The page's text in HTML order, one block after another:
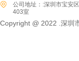
联系我们
公司地址：:深圳市宝安
403室
Copyright @ 2022 .深圳